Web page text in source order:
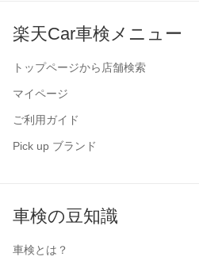
楽天Car車検メニュー
トップページから店舗検索
マイページ
ご利用ガイド
Pick up ブランド
車検の豆知識
車検とは？